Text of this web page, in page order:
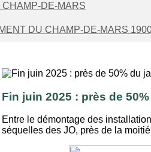
CHAMP-DE-MARS
DU CHAMP-DE-MARS
Fin juin 2025 : près de
Entre le démontage des
séquelles des JO, près de la